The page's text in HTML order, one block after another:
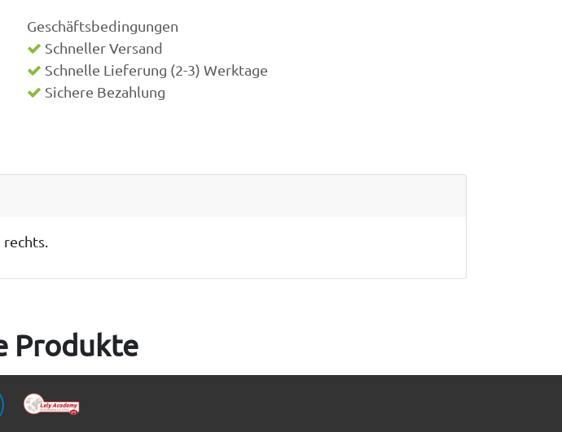
Geschäftsbedingungen
Schneller Versand
Schnelle Lieferung (2-3) Werktage
Sichere Bezahlung
Produkte